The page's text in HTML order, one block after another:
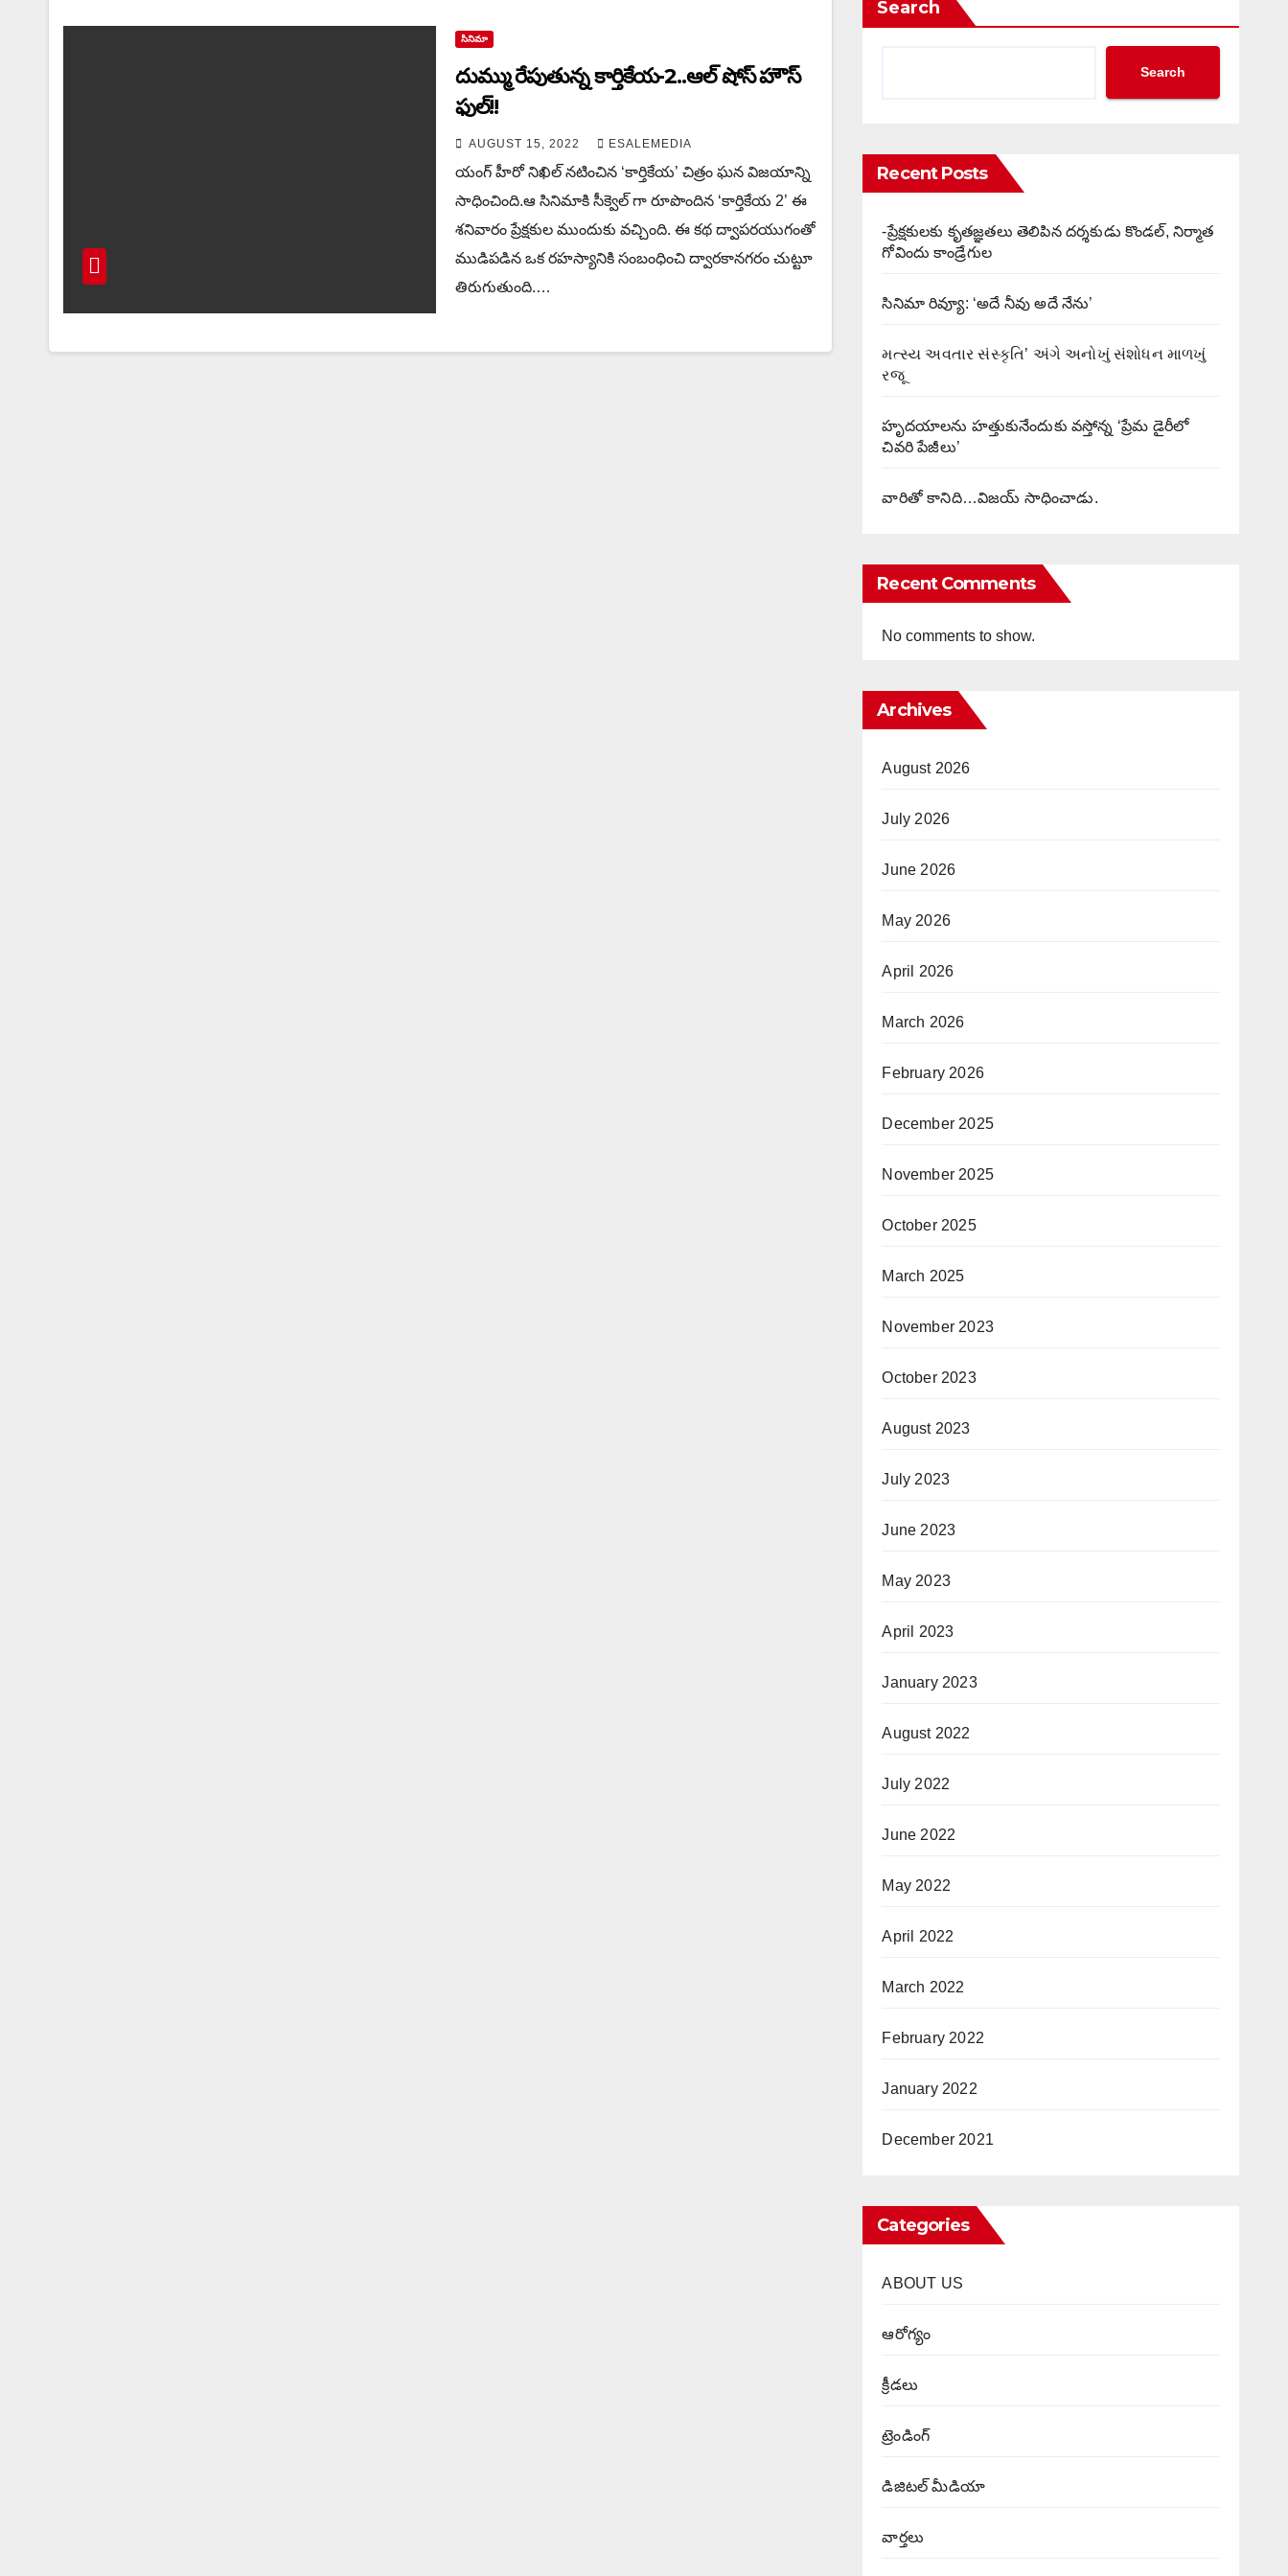
సినిమా
దుమ్ము రేపుతున్న కార్తికేయ-2..ఆల్ షోస్ హౌస్
ఫుల్!!
AUGUST 15, 2022 ESALEMEDIA
యంగ్ హీరో నిఖిల్ నటించిన ‘కార్తికేయ’ చిత్రం ఘన విజయాన్ని
సాధించింది.ఆ సినిమాకి సీక్వెల్ గా రూపొందిన ‘కార్తికేయ 2’ ఈ
శనివారం ప్రేక్షకుల ముందుకు వచ్చింది. ఈ కథ ద్వాపరయుగంతో
ముడిపడిన ఒక రహస్యానికి సంబంధించి ద్వారకానగరం చుట్టూ
తిరుగుతుంది.…
Search
Search
Recent Posts
-ప్రేక్షకులకు కృతజ్ఞతలు తెలిపిన దర్శకుడు కొండల్, నిర్మాత
గోవిందు కాండ్రేగుల
సినిమా రివ్యూ: ‘అదే నీవు అదే నేను’
મત્સ્ય અવતાર સંસ્કૃતિ’ અંગે અનોખું સંશોધન માળખું
રજૂ
హృదయాలను హత్తుకునేందుకు వస్తోన్న ‘ప్రేమ డైరీలో
చివరి పేజీలు’
వారితో కానిది…విజయ్ సాధించాడు.
Recent Comments
No comments to show.
Archives
August 2026
July 2026
June 2026
May 2026
April 2026
March 2026
February 2026
December 2025
November 2025
October 2025
March 2025
November 2023
October 2023
August 2023
July 2023
June 2023
May 2023
April 2023
January 2023
August 2022
July 2022
June 2022
May 2022
April 2022
March 2022
February 2022
January 2022
December 2021
Categories
ABOUT US
ఆరోగ్యం
క్రీడలు
ట్రెండింగ్
డిజిటల్ మీడియా
వార్త‌లు